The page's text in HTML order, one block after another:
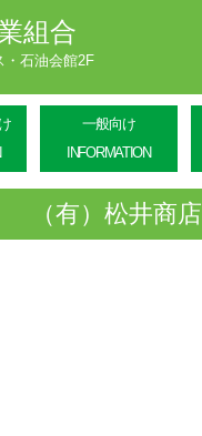
組合
・石油会館2F
一般向け
INFORMATION
（有）松井商店